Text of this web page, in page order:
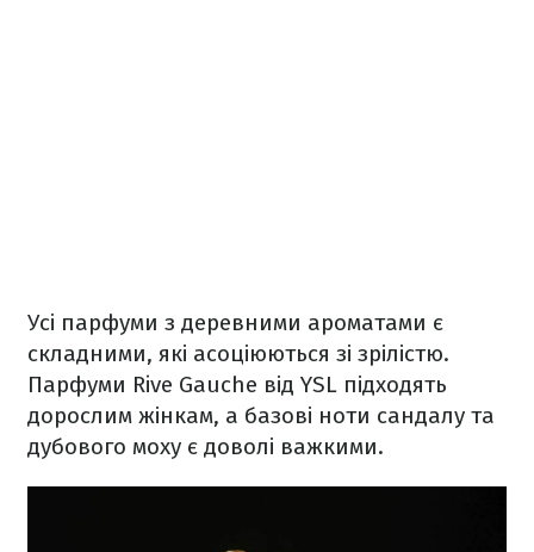
Усі парфуми з деревними ароматами є
складними, які асоціюються зі зрілістю.
Парфуми Rive Gauche від YSL підходять
дорослим жінкам, а базові ноти сандалу та
дубового моху є доволі важкими.